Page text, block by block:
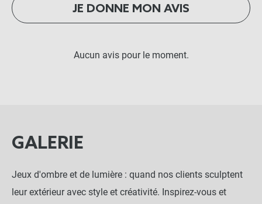
JE DONNE MON AVIS
Aucun avis pour le moment.
GALERIE
Jeux d'ombre et de lumière : quand nos clients sculptent
leur extérieur avec style et créativité. Inspirez-vous et